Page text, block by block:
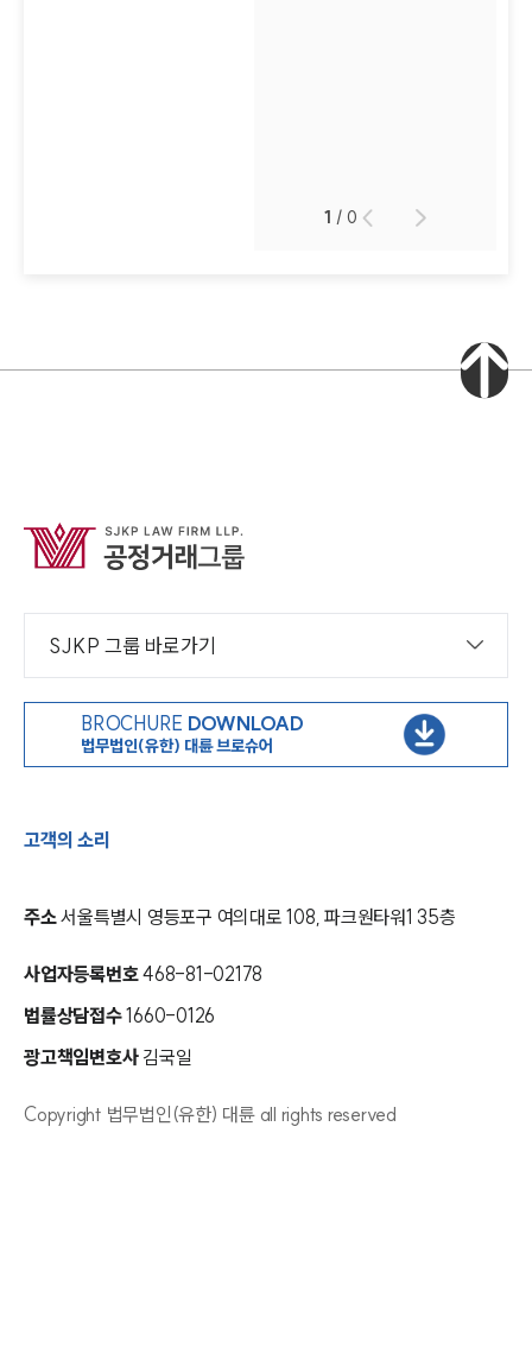
1 /0
SJKP 그룹 바로가기
BROCHURE DOWNLOAD
법무법인(유한) 대륜 브로슈어
고객의 소리
주소서울특별시 영등포구 여의대로 108, 파크원타워1 35층
사업자등록번호468-81-02178
법률상담접수1660-0126
광고책임변호사 김국일
Copyright 법무법인(유한) 대륜 all rights reserved